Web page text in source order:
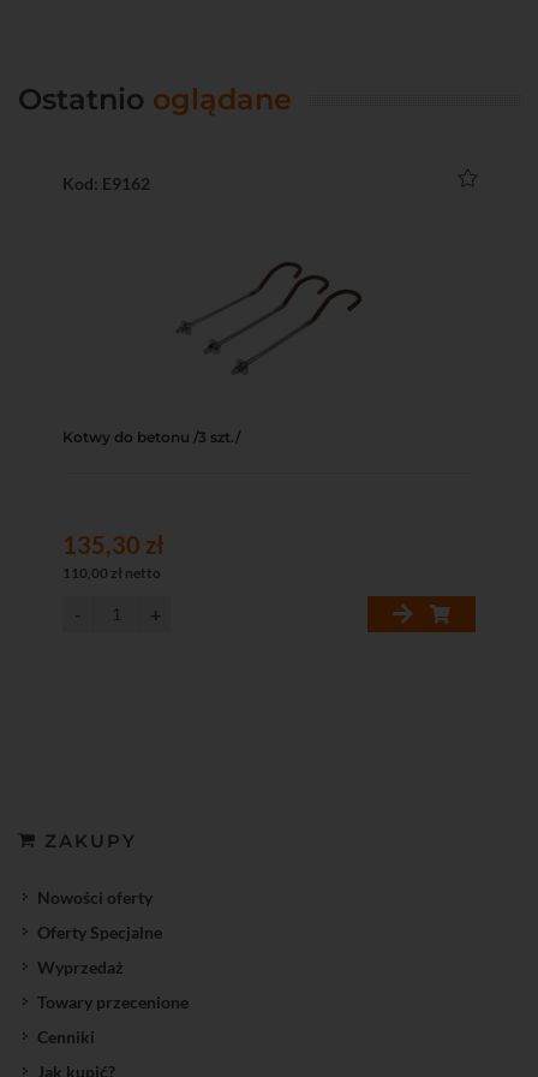
Ostatnio oglądane
Kod: E9162
Kotwy do betonu /3 szt./
135,30 zł
110,00 zł netto
ZAKUPY
Nowości oferty
Oferty Specjalne
Wyprzedaż
Towary przecenione
Cenniki
Jak kupić?